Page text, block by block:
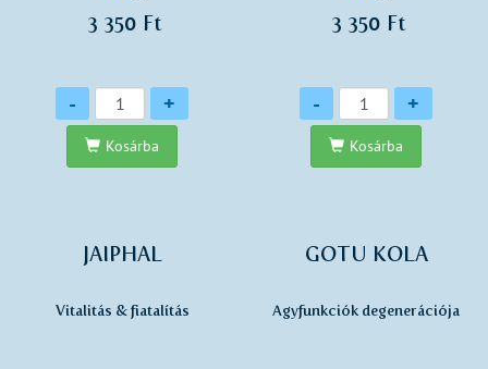
3 350 Ft
Mennyiség
- +
Kosárba
3 350 Ft
Mennyiség
- +
Kosárba
JAIPHAL
Vitalitás & fiatalítás
GOTU KOLA
Agyfunkciók degenerációja